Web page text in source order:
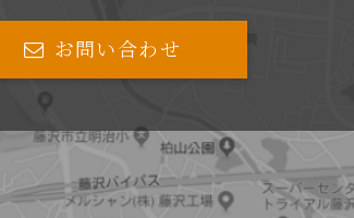
お問い合わせ